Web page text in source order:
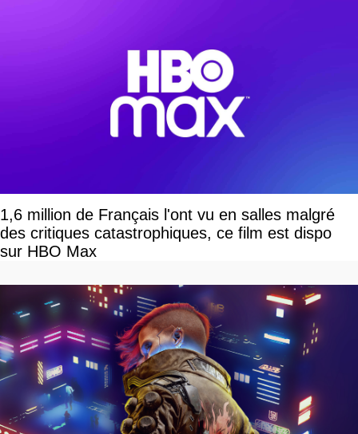
1,6 million de Français l'ont vu en salles malgré
des critiques catastrophiques, ce film est dispo
sur HBO Max